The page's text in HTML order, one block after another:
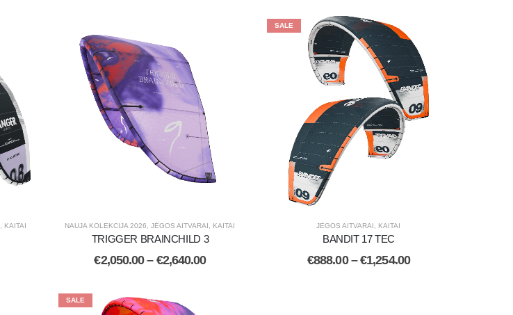
, KAITAI NAUJA KOLEKCIJA 2026,JĖGOS AITVARAI, KAITAI
TRIGGER BRAINCHILD 3
€2,050.00 – €2,640.00
SALE
JĖGOS AITVARAI, KAITAI
BANDIT 17 TEC
€888.00 – €1,254.00
SALE